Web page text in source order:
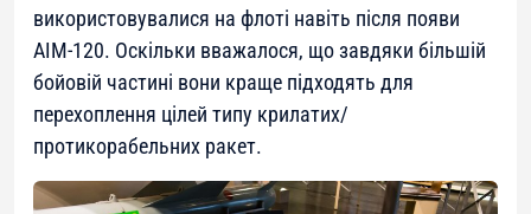
використовувалися на флоті навіть після появи
AIM-120. Оскільки вважалося, що завдяки більшій
бойовій частині вони краще підходять для
перехоплення цілей типу крилатих/
протикорабельних ракет.